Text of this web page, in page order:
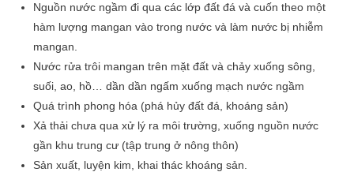
Nguồn nước ngầm đi qua các lớp đất đá và cuốn theo một
hàm lượng mangan vào trong nước và làm nước bị nhiễm
mangan.
Nước rửa trôi mangan trên mặt đất và chảy xuống sông,
suối, ao, hồ… dần dần ngấm xuống mạch nước ngầm
Quá trình phong hóa (phá hủy đất đá, khoáng sản)
Xả thải chưa qua xử lý ra môi trường, xuống nguồn nước
gần khu trung cư (tập trung ở nông thôn)
Sản xuất, luyện kim, khai thác khoáng sản.